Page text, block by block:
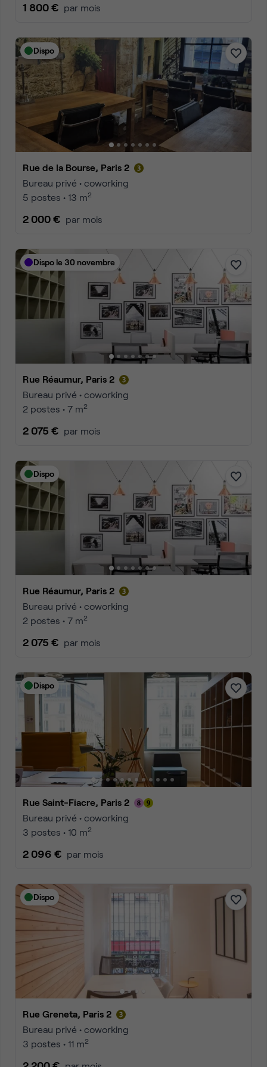
1 800 € par mois
Dispo
Rue de la Bourse, Paris 2
Bureau privé • coworking
5 postes • 13 m2
2 000 € par mois
Dispo le 30 novembre
Rue Réaumur, Paris 2
Bureau privé • coworking
2 postes • 7 m2
2 075 € par mois
Dispo
Rue Réaumur, Paris 2
Bureau privé • coworking
2 postes • 7 m2
2 075 € par mois
Dispo
Rue Saint-Fiacre, Paris 2
Bureau privé • coworking
3 postes • 10 m2
2 096 € par mois
Dispo
Rue Greneta, Paris 2
Bureau privé • coworking
3 postes • 11 m2